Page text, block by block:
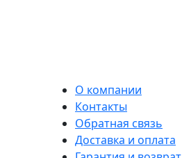
О компании
Контакты
Обратная связь
Доставка и оплата